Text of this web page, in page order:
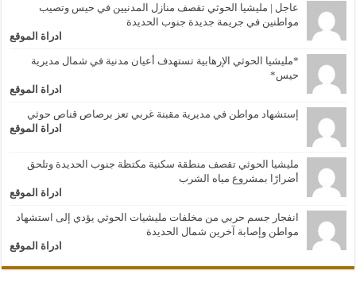
عاجل | مليشيا الحوثي تقصف منازل المدنيين في حيس وتصيب
مواطنين في جريمة جديدة جنوب الحديدة
ادراة الموقع
*مليشيا الحوثي الإرهابية تستهدف أعيان مدنية في شمال مديرية
حيس*
ادراة الموقع
إستشهاد مواطن في مديرية مقبنة غربي تعز برصاص قناص حوثي
ادراة الموقع
مليشيا الحوثي تقصف منطقة سكنية مكتظة جنوب الحديدة وتلحق
أضرارًا بمشروع مياه الشرب
ادراة الموقع
انفجار جسم حربي من مخلفات مليشيات الحوثي يؤدي إلى استشهاد
مواطن وإصابة آخرين شمال الحديدة
ادراة الموقع